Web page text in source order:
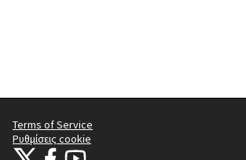
Terms of Service
Ρυθμίσεις cookie
Citizens Participation Portal at X
Ο οργανισμός Citizens Participation Portal
Ο οργανισμός Citizens Participation